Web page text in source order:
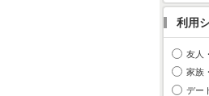
利用
友人
家族
デー